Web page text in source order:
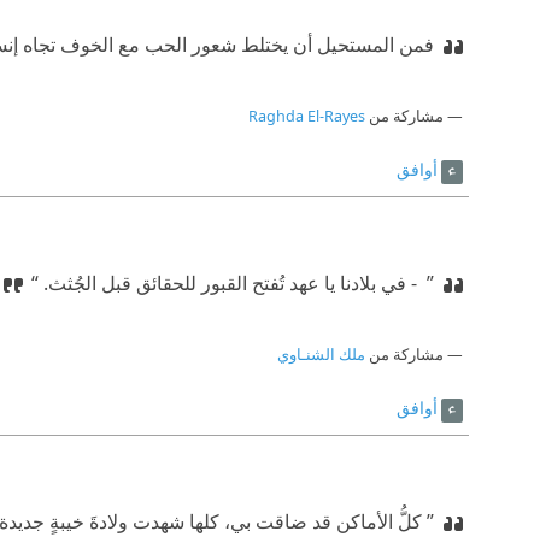
فمن المستحيل أن يختلط شعور الحب مع الخوف تجاه
مشاركة منRaghda El-Rayes
أوافق
” ‫ ‏- في بلادنا يا عهد تُفتح القبور للحقائق قبل الجُثث. “
مشاركة من ملك الشنـاوي
أوافق
” كلُّ الأماكن قد ضاقت بي، كلها شهدت ولادةَ خيبةٍ جديدة